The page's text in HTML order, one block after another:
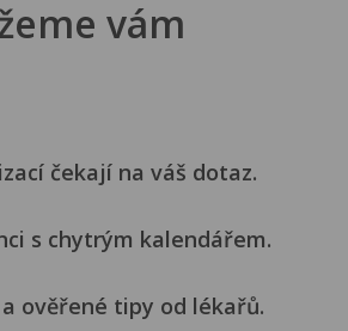
vám
čekají na váš dotaz.
s chytrým kalendářem.
ověřené tipy od lékařů.